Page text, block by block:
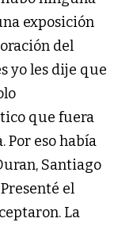
exposición
del
yo les dije que
que fuera
eso había
Santiago
el
La